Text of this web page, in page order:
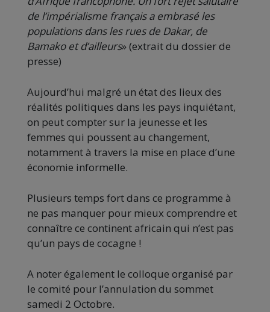
de l’impérialisme français a embrasé les
populations dans les rues de Dakar, de
Bamako et d’ailleurs»(extrait du dossier de
presse)
Aujourd’hui malgré un état des lieux des
réalités politiques dans les pays inquiétant,
on peut compter sur la jeunesse et les
femmes qui poussent au changement,
notamment à travers la mise en place d’une
économie informelle.
Plusieurs temps fort dans ce programme à
ne pas manquer pour mieux comprendre et
connaître ce continent africain qui n’est pas
qu’un pays de cocagne !
A noter également le colloque organisé par
le comité pour l’annulation du sommet
samedi 2 Octobre.